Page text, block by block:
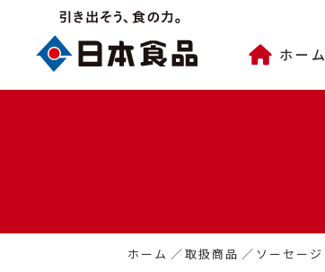
ホーム
ホーム ／取扱商品 ／ ソーセージ